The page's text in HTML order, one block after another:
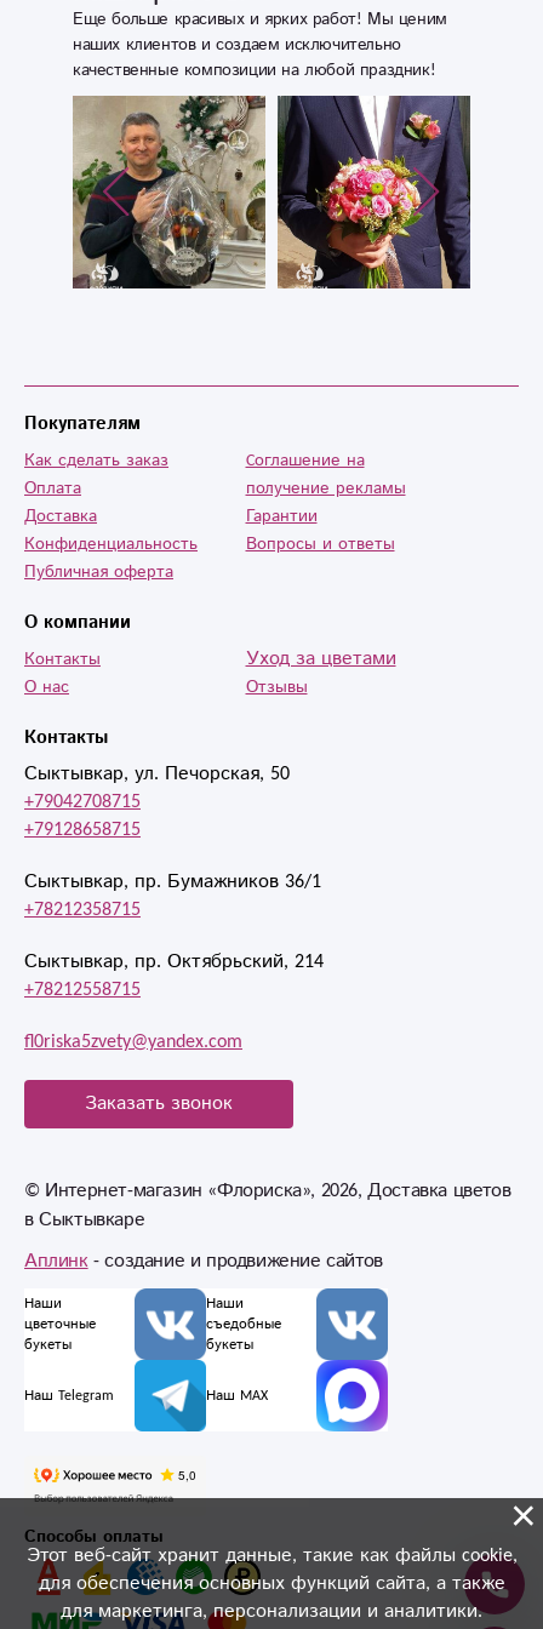
Еще больше красивых и ярких работ! Мы ценим
наших клиентов и создаем исключительно
качественные композиции на любой праздник!
Этот веб-сайт хранит данные, такие как файлы cookie,
для обеспечения основных функций сайта, а также
для маркетинга, персонализации и аналитики.
×
Контакты
Сыктывкар, ул. Печорская, 50
+79042708715
+79128658715
Сыктывкар, пр. Бумажников 36/1
+78212358715
Сыктывкар, пр. Октябрьский, 214
+78212558715
fl0riska5zvety@yandex.com
Заказать звонок
Покупателям
Как сделать заказ
Оплата
Доставка
Конфиденциальность
Публичная оферта
Cоглашение на
получение рекламы
Гарантии
Вопросы и ответы
О компании
Контакты
О нас
Уход за цветами
Отзывы
© Интернет-магазин «Флориска», 2026, Доставка цветов
в Сыктывкаре
Аплинк- создание и продвижение сайтов
Наши
цветочные
букеты
Наши
съедобные
букеты
Наш Telegram Наш MAX
Способы оплаты